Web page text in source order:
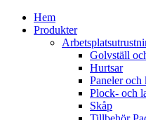
Hem
Produkter
Golvställ
Hurtsar
Paneler och
Plock- och
Skåp